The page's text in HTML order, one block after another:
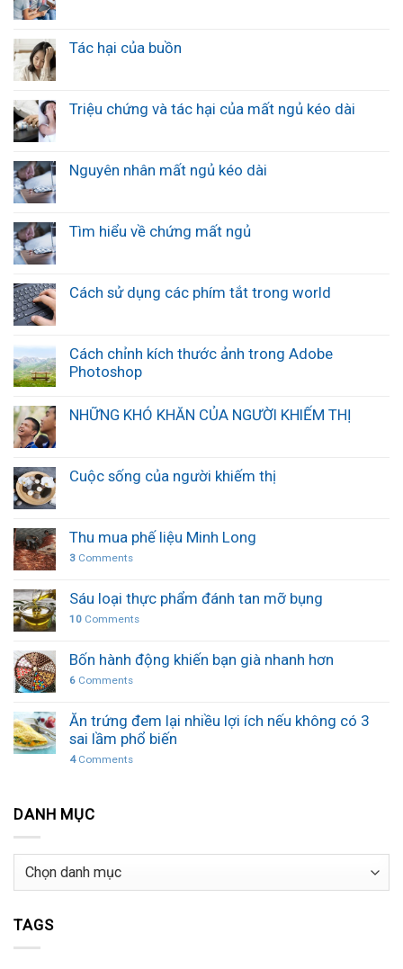
Tác hại của buồn
Triệu chứng và tác hại của mất ngủ kéo dài
Nguyên nhân mất ngủ kéo dài
Tìm hiểu về chứng mất ngủ
Cách sử dụng các phím tắt trong world
Cách chỉnh kích thước ảnh trong Adobe
Photoshop
NHỮNG KHÓ KHĂN CỦA NGƯỜI KHIẾM THỊ
Cuộc sống của người khiếm thị
Thu mua phế liệu Minh Long
3 Comments
Sáu loại thực phẩm đánh tan mỡ bụng
10 Comments
Bốn hành động khiến bạn già nhanh hơn
6 Comments
Ăn trứng đem lại nhiều lợi ích nếu không có 3
sai lầm phổ biến
4Comments
DANH MỤC
Danh
TAGS